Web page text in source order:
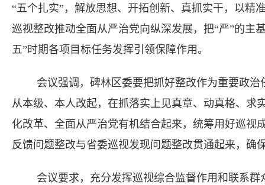
“五个扎实”，解放思想、开拓创新、真抓实干，以
巡视整改推动全面从严治党向纵深发展，把“严”的主
五”时期各项目标任务发挥引领保障作用。
会议强调，碑林区委要把抓好整改作为重要政
从本级、本人改起，在抓落实上见真章、动真格、求
化改革、全面从严治党有机结合起来，统筹用好巡视
反馈问题整改与省委巡视发现问题整改贯通起来，确
会议要求，充分发挥巡视综合监督作用和联系